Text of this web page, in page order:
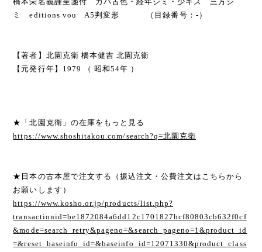
ミ editions vou A5判変形 （目録番号：-）
【著者】北園克衛 橋本健吉 北園克衞
【元発行年】1979 （ 昭和54年 ）
★「北園克衛」の在庫をもっと見る
https://www.shoshitakou.com/search?q=北園克衛
★日本の古本屋で注文する（振込注文・公費注文はこちらから
お願いします）
https://www.kosho.or.jp/products/list.php?
transactionid=be1872084a6dd12c1701827bcf80803cb632f0cf
&mode=search_retry&pageno=&search_pageno=1&product_id
=&reset_baseinfo_id=&baseinfo_id=12071330&product_class